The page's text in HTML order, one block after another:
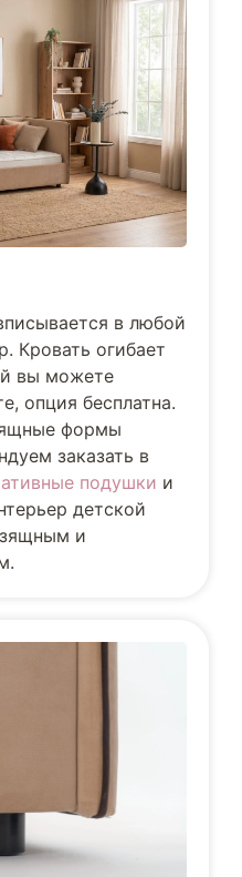
в любой
Кровать огибает
вы можете
опция бесплатна.
формы
заказать в
подушки и
детской
и